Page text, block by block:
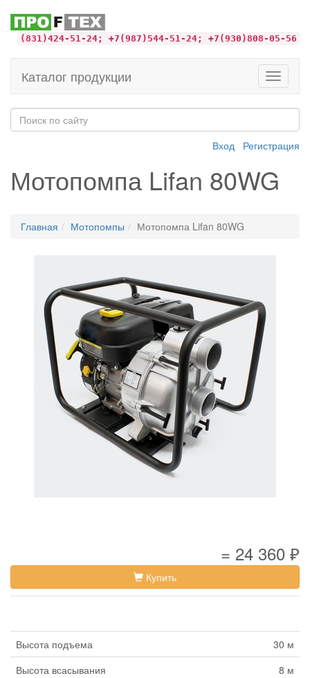
(831)424-51-24; +7(987)544-51-24; +7(930)808-05-56
Toggle
Каталог продукции
Вход Регистрация
Мотопомпа Lifan 80WG
Главная Мотопомпы Мотопомпа Lifan 80WG
= 24 360 ₽
Купить
Высота подъема
30 м
Высота всасывания
8 м